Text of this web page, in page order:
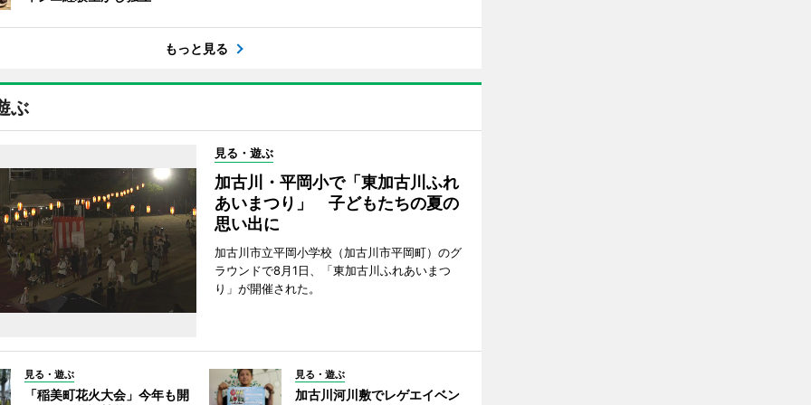
もっと見る
ぶ
見る・遊ぶ
加古川・平岡小で「東加古川ふれ
あいまつり」 子どもたちの夏の
思い出に
加古川市立平岡小学校（加古川市平岡町）のグ
ラウンドで8月1日、「東加古川ふれあいまつ
り」が開催された。
見る・遊ぶ
「稲美町花火大会」今年も開
見る・遊ぶ
加古川河川敷でレゲエイベン